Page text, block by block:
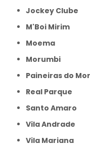
Jockey Clube
M'Boi Mirim
Moema
Morumbi
Paineiras do
Real Parque
Santo Amaro
Vila Andrade
Vila Mariana